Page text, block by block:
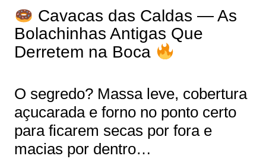
Cavacas das Caldas — As
Bolachinhas Antigas Que
Derretem na Boca
O segredo? Massa leve, cobertura
açucarada e forno no ponto certo
para ficarem secas por fora e
macias por dentro…